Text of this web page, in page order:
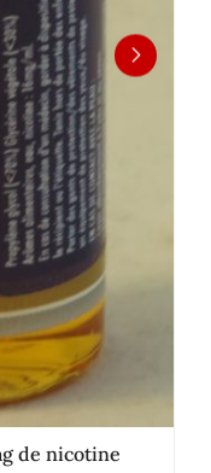
de nicotine